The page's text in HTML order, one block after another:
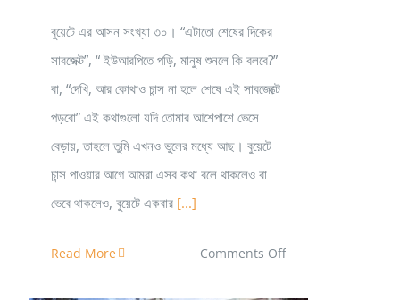
বুয়েটে এর আসন সংখ্যা ৩০। “এটাতো শেষের দিকের
সাবজেক্ট”, “ ইউআরপিতে পড়ি, মানুষ শুনলে কি বলবে?”
বা, “দেখি, আর কোথাও চান্স না হলে শেষে এই সাবজেক্টে
পড়বো” এই কথাগুলো যদি তোমার আশেপাশে ভেসে
বেড়ায়, তাহলে তুমি এখনও ভুলের মধ্যে আছ। বুয়েটে
চান্স পাওয়ার আগে আমরা এসব কথা বলে থাকলেও বা
ভেবে থাকলেও, বুয়েটে একবার [...]
Read More Comments Offon